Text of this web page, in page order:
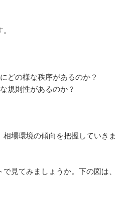
どの様な秩序があるのか？
規則性があるのか？
相場環境の傾向を把握していきま
見てみましょうか。下の図は、